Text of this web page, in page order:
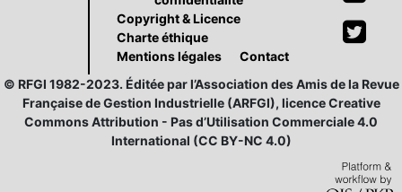
Copyright & Licence
Charte éthique
Mentions légales
Contact
© RFGI 1982-2023. Éditée par l’Association des Amis de la Revue
Française de Gestion Industrielle (ARFGI), licence Creative
Commons Attribution - Pas d’Utilisation Commerciale 4.0
International (CC BY-NC 4.0)